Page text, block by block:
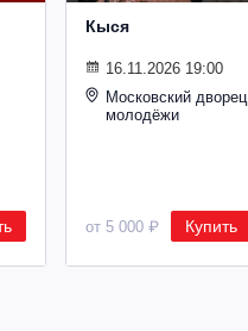
Кыся
16.11.2026 19:00
Московский дворец
молодёжи
от 5 000 ₽ Купить